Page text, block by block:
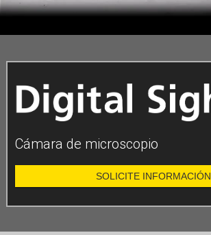
Cámara de microscopio
SOLICITE INFORMACIÓN